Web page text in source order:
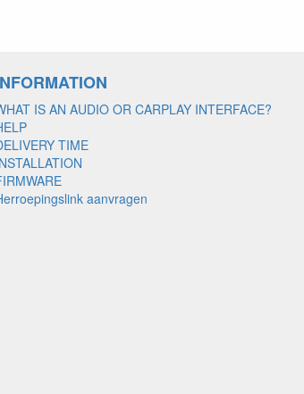
IS AN AUDIO OR CARPLAY INTERFACE?
TIME
aanvragen